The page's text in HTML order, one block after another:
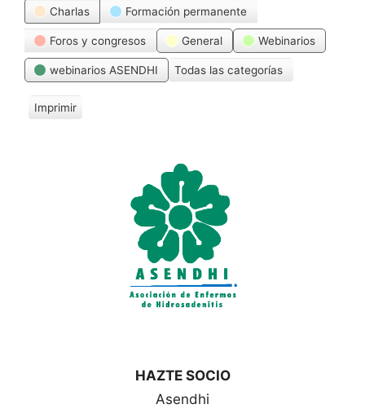
Categorías
Charlas Formación permanente
Foros y congresos General Webinarios
webinarios ASENDHI Todas las categorías
Imprimir
V
HAZTE SOCIO
Asendhi